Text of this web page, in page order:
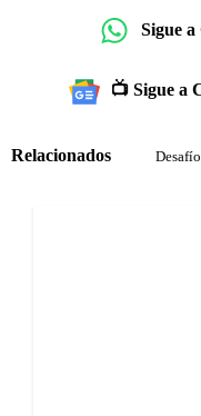
Sigue
📺 Sigue a
Relacionados